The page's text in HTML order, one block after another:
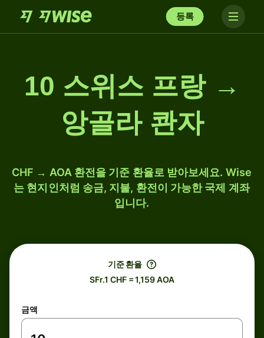
등록
10 스위스 프랑 →
앙골라 콴자
CHF → AOA 환전을 기준 환율로 받아보세요. Wise
는 현지인처럼 송금, 지불, 환전이 가능한 국제 계좌
입니다.
기준 환율
SFr.1 CHF = 1,159 AOA
금액